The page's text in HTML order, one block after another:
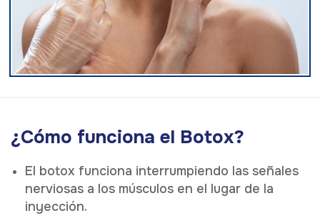
¿Cómo funciona el Botox?
El botox funciona interrumpiendo las señales
nerviosas a los músculos en el lugar de la
inyección.